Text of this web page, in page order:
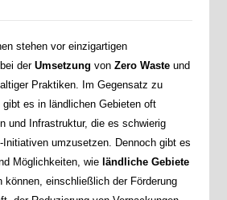
stehen vor einzigartigen
derUmsetzung von Zero Wasteund
Praktiken. Im Gegensatz zu
es in ländlichen Gebieten oft
und Infrastruktur, die es schwierig
-Initiativen umzusetzen. Dennoch gibt es
Möglichkeiten, wie ländliche Gebiete
können, einschließlich der Förderung